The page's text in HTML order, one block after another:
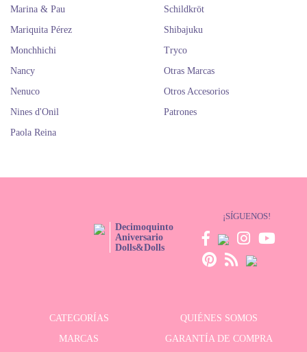
Marina & Pau
Mariquita Pérez
Monchhichi
Nancy
Nenuco
Nines d'Onil
Paola Reina
Schildkröt
Shibajuku
Tryco
Otras Marcas
Otros Accesorios
Patrones
Decimoquinto
Aniversario
Dolls&Dolls
¡SÍGUENOS!
CATEGORÍAS
QUIÉNES SOMOS
MARCAS
GARANTÍA DE COMPRA